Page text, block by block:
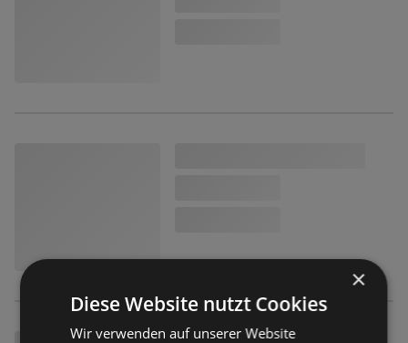
×
Diese Website nutzt Cookies
Wir verwenden auf unserer Website